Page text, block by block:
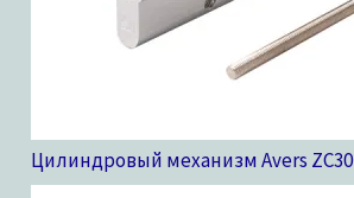
Цилиндровый механизм Avers ZC30